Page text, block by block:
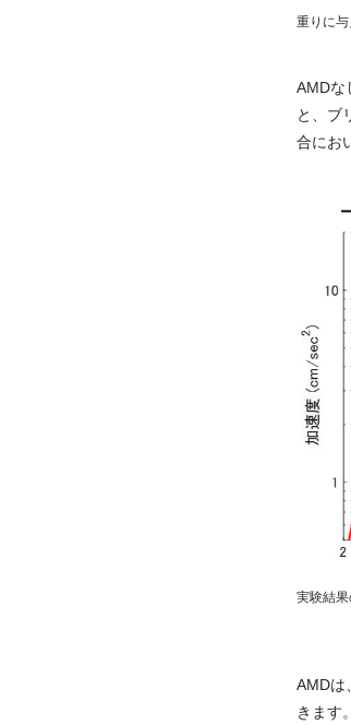
重りに与
AMDな
と、ブ
合にお
実験結果
AMDは
きます